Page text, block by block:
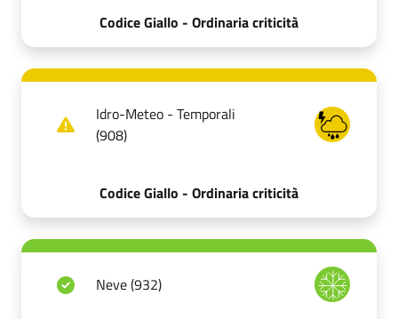
Codice Giallo - Ordinaria criticità
Idro-Meteo - Temporali
(908)
Codice Giallo - Ordinaria criticità
Neve (932)